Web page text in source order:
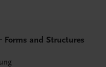
Forms and Structures